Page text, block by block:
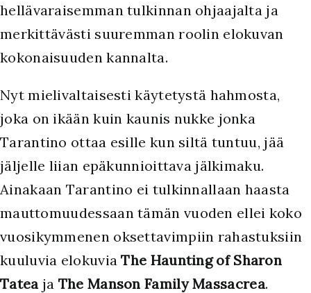
hellävaraisemman tulkinnan ohjaajalta ja
merkittävästi suuremman roolin elokuvan
kokonaisuuden kannalta.
Nyt mielivaltaisesti käytetystä hahmosta,
joka on ikään kuin kaunis nukke jonka
Tarantino ottaa esille kun siltä tuntuu, jää
jäljelle liian epäkunnioittava jälkimaku.
Ainakaan Tarantino ei tulkinnallaan haasta
mauttomuudessaan tämän vuoden ellei koko
vuosikymmenen oksettavimpiin rahastuksiin
kuuluvia elokuviaThe Haunting of Sharon
Tatea ja The Manson Family Massacrea.